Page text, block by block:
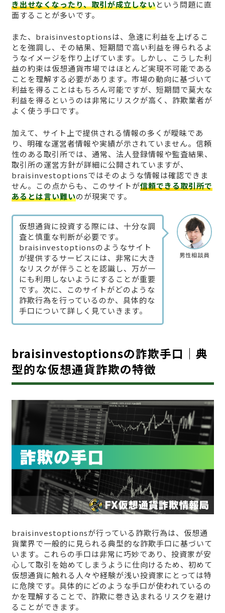
き出せなくなったり、取引が成立しないという問題に直
面することが多いです。
また、braisinvestoptionsは、急速に利益を上げるこ
とを強調し、その結果、短期間で高い利益を得られるよ
うなイメージを作り上げています。しかし、こうした利
益の約束は仮想通貨市場ではほとんど実現不可能である
ことを理解する必要があります。市場の動向に基づいて
利益を得ることはもちろん可能ですが、短期間で莫大な
利益を得るというのは非常にリスクが高く、詐欺業者が
よく使う手口です。
加えて、サイト上で提供される情報の多くが曖昧であ
り、明確な運営者情報や実績が示されていません。信頼
性のある取引所では、通常、法人登録情報や監査結果、
取引所の運営方針が詳細に公開されていますが、
braisinvestoptionsではそのような情報は確認できま
せん。この点からも、このサイトが信頼できる取引所で
あるとは言い難いのが現実です。
男性相談員
仮想通貨に投資する際には、十分な調
査と慎重な判断が必要です。
braisinvestoptionsのようなサイト
が提供するサービスには、非常に大き
なリスクが伴うことを認識し、万が一
にも利用しないようにすることが重要
です。次に、このサイトがどのような
詐欺行為を行っているのか、具体的な
手口について詳しく見ていきます。
braisinvestoptionsの詐欺手口｜典
型的な仮想通貨詐欺の特徴
braisinvestoptionsが行っている詐欺行為は、仮想通
貨業界で一般的に見られる典型的な詐欺手口に基づいて
います。これらの手口は非常に巧妙であり、投資家が安
心して取引を始めてしまうように仕向けるため、初めて
仮想通貨に触れる人々や経験が浅い投資家にとっては特
に危険です。具体的にどのような手口が使われているの
かを理解することで、詐欺に巻き込まれるリスクを避け
ることができます。